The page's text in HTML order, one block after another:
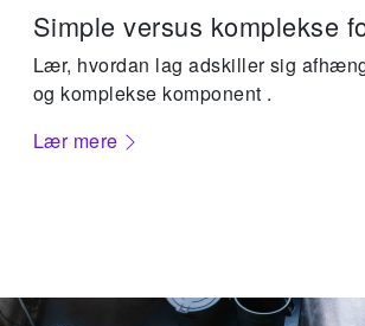
Simple versus komplekse
Lær, hvordan lag adskiller sig
og komplekse komponent .
Lær mere